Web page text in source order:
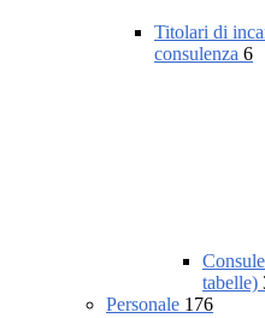
Titolari di
consulenza 6
tabelle)
Personale 176